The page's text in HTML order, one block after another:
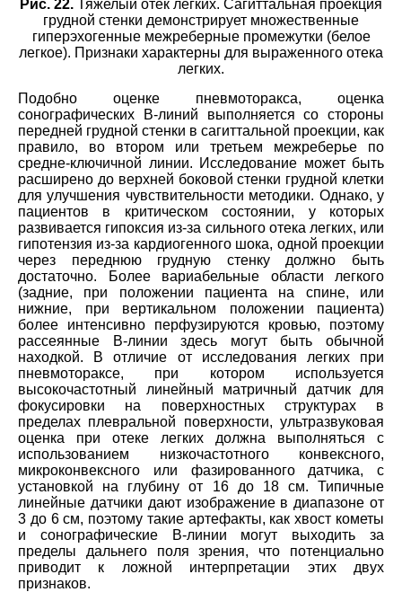
Рис. 22. Тяжелый отек легких. Сагиттальная проекция
грудной стенки демонстрирует множественные
гиперэхогенные межреберные промежутки (белое
легкое). Признаки характерны для выраженного отека
легких.
Подобно оценке пневмоторакса, оценка
сонографических В-линий выполняется со стороны
передней грудной стенки в сагиттальной проекции, как
правило, во втором или третьем межреберье по
средне-ключичной линии. Исследование может быть
расширено до верхней боковой стенки грудной клетки
для улучшения чувствительности методики. Однако, у
пациентов в критическом состоянии, у которых
развивается гипоксия из-за сильного отека легких, или
гипотензия из-за кардиогенного шока, одной проекции
через переднюю грудную стенку должно быть
достаточно. Более вариабельные области легкого
(задние, при положении пациента на спине, или
нижние, при вертикальном положении пациента)
более интенсивно перфузируются кровью, поэтому
рассеянные В-линии здесь могут быть обычной
находкой. В отличие от исследования легких при
пневмотораксе, при котором используется
высокочастотный линейный матричный датчик для
фокусировки на поверхностных структурах в
пределах плевральной поверхности, ультразвуковая
оценка при отеке легких должна выполняться с
использованием низкочастотного конвексного,
микроконвексного или фазированного датчика, с
установкой на глубину от 16 до 18 см. Типичные
линейные датчики дают изображение в диапазоне от
3 до 6 см, поэтому такие артефакты, как хвост кометы
и сонографические В-линии могут выходить за
пределы дальнего поля зрения, что потенциально
приводит к ложной интерпретации этих двух
признаков.